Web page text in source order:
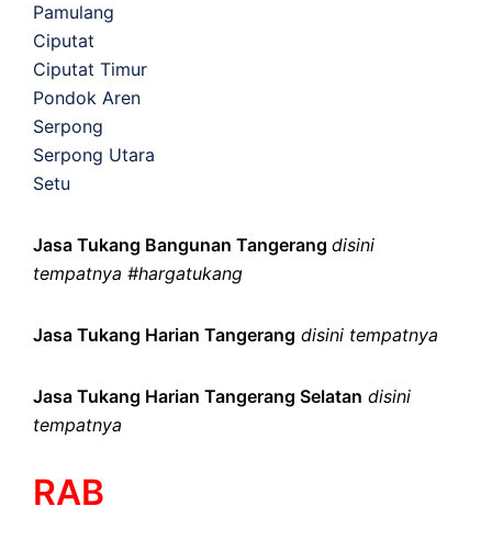
Pamulang
Ciputat
Ciputat Timur
Pondok Aren
Serpong
Serpong Utara
Setu
Jasa Tukang Bangunan Tangerang disini
tempatnya #hargatukang
Jasa Tukang Harian Tangerang disini tempatnya
Jasa Tukang Harian Tangerang Selatan disini
tempatnya
RAB